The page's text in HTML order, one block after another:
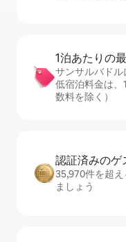
1泊あたりの
サンサルバド
低宿泊料金は、
数料を除く）
認証済みのゲ⁠
35,970件を超
ましょう